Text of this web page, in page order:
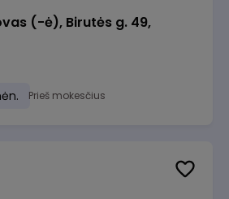
(-ė), Birutės g. 49,
Prieš mokesčius